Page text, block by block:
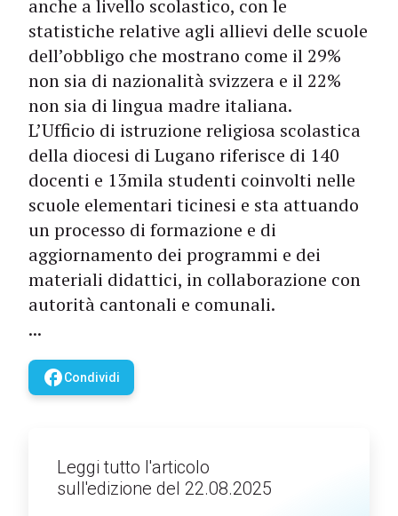
anche a livello scolastico, con le
statistiche relative agli allievi delle scuole
dell’obbligo che mostrano come il 29%
non sia di nazionalità svizzera e il 22%
non sia di lingua madre italiana.
L’Ufficio di istruzione religiosa scolastica
della diocesi di Lugano riferisce di 140
docenti e 13mila studenti coinvolti nelle
scuole elementari ticinesi e sta attuando
un processo di formazione e di
aggiornamento dei programmi e dei
materiali didattici, in collaborazione con
autorità cantonali e comunali.
...
facebookCondividi
Leggi tutto l'articolo
sull'edizione del 22.08.2025